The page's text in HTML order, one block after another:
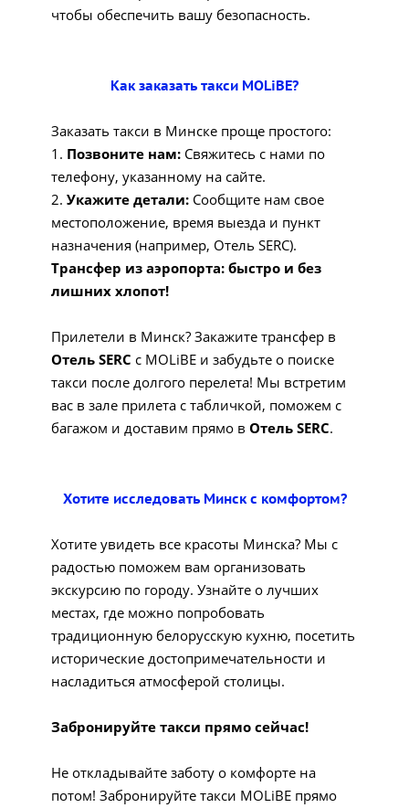
чтобы обеспечить вашу безопасность.
Как заказать такси MOLiBE?
Заказать такси в Минске проще простого:
1. Позвоните нам: Свяжитесь с нами по
телефону, указанному на сайте.
2. Укажите детали: Сообщите нам свое
местоположение, время выезда и пункт
назначения (например, Отель SERC).
Трансфер из аэропорта: быстро и без
лишних хлопот!
Прилетели в Минск? Закажите трансфер в
Отель SERC с MOLiBE и забудьте о поиске
такси после долгого перелета! Мы встретим
вас в зале прилета с табличкой, поможем с
багажом и доставим прямо в Отель SERC.
Хотите исследовать Минск с комфортом?
Хотите увидеть все красоты Минска? Мы с
радостью поможем вам организовать
экскурсию по городу. Узнайте о лучших
местах, где можно попробовать
традиционную белорусскую кухню, посетить
исторические достопримечательности и
насладиться атмосферой столицы.
Забронируйте такси прямо сейчас!
Не откладывайте заботу о комфорте на
потом! Забронируйте такси MOLiBE прямо